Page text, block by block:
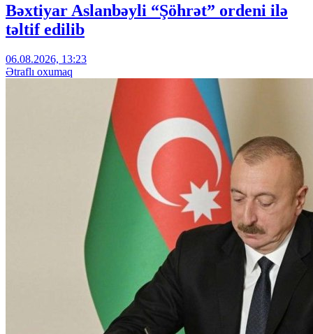
Bəxtiyar Aslanbəyli “Şöhrət” ordeni ilə
təltif edilib
06.08.2026, 13:23
Ətraflı oxumaq